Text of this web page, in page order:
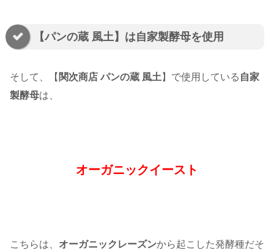
【パンの蔵 風土】は自家製酵母を使用
そして、【 関次商店 パンの蔵 風土 】で使用している 自家
製酵母は、
オーガニックイースト
こちらは、 オーガニックレーズンから起こした発酵種だそ